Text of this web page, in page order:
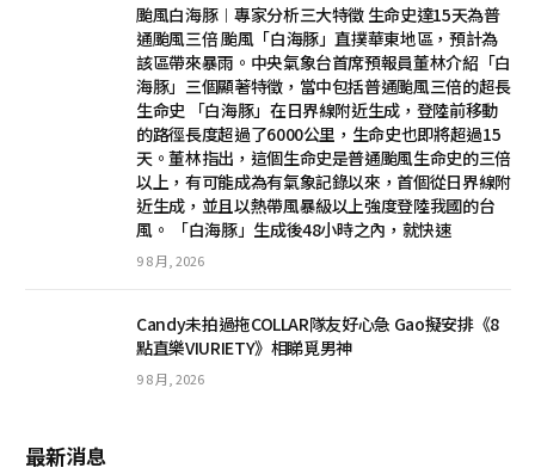
颱風白海豚︱專家分析三大特徵 生命史達15天為普
通颱風三倍 颱風「白海豚」直撲華東地區，預計為
該區帶來暴雨。中央氣象台首席預報員董林介紹「白
海豚」三個顯著特徵，當中包括普通颱風三倍的超長
生命史 「白海豚」在日界線附近生成，登陸前移動
的路徑長度超過了6000公里，生命史也即將超過15
天。董林指出，這個生命史是普通颱風生命史的三倍
以上，有可能成為有氣象記錄以來，首個從日界線附
近生成，並且以熱帶風暴級以上強度登陸我國的台
風。 「白海豚」生成後48小時之內，就快速
9 8 月, 2026
Candy未拍過拖COLLAR隊友好心急 Gao擬安排《8
點直樂VIURIETY》相睇覓男神
9 8 月, 2026
最新消息